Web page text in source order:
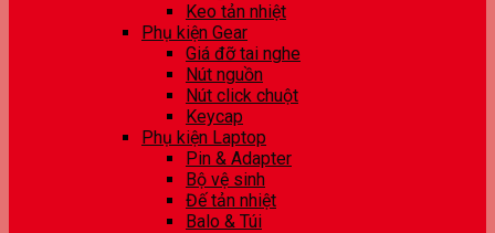
Keo tản nhiệt
Phụ kiện Gear
Giá đỡ tai nghe
Nút nguồn
Nút click chuột
Keycap
Phụ kiện Laptop
Pin & Adapter
Bộ vệ sinh
Đế tản nhiệt
Balo & Túi